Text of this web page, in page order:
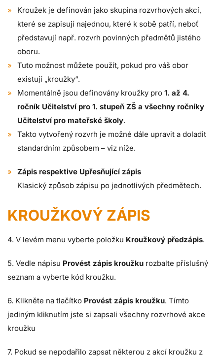
Kroužek je definován jako skupina rozvrhových akcí,
které se zapisují najednou, které k sobě patří, neboť
představují např. rozvrh povinných předmětů jistého
oboru.
Tuto možnost můžete použít, pokud pro váš obor
existují „kroužky“.
Momentálně jsou definovány kroužky pro 1. až 4.
ročník Učitelství pro 1. stupeň ZŠ a všechny ročníky
Učitelství pro mateřské školy.
Takto vytvořený rozvrh je možné dále upravit a doladit
standardním způsobem – viz níže.
Zápis respektive Upřesňující zápis
Klasický způsob zápisu po jednotlivých předmětech.
KROUŽKOVÝ ZÁPIS
4. V levém menu vyberte položku Kroužkový předzápis.
5. Vedle nápisu Provést zápis kroužku rozbalte příslušný
seznam a vyberte kód kroužku.
6. Klikněte na tlačítko Provést zápis kroužku. Tímto
jediným kliknutím jste si zapsali všechny rozvrhové akce
kroužku
7. Pokud se nepodařilo zapsat některou z akcí kroužku z